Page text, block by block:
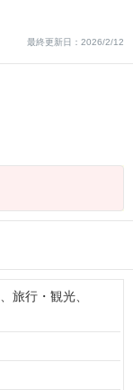
最終更新日：2026/2/12
旅行・観光